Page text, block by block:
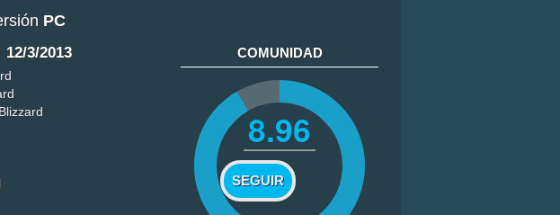
PC
3/2013 COMUNIDAD
8.96
SEGUIR